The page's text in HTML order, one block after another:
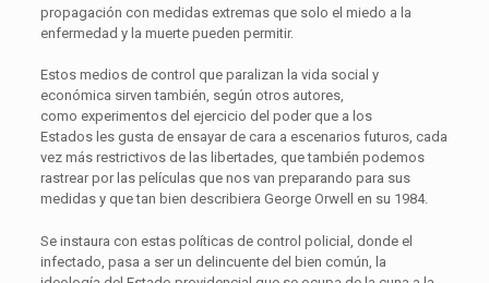
propagación con medidas extremas que solo el miedo a la
enfermedad y la muerte pueden permitir.
Estos medios de control que paralizan la vida social y
económica sirven también, según otros autores,
como experimentos del ejercicio del poder que a los
Estados les gusta de ensayar de cara a escenarios futuros, cada
vez más restrictivos de las libertades, que también podemos
rastrear por las películas que nos van preparando para sus
medidas y que tan bien describiera George Orwell en su 1984.
Se instaura con estas políticas de control policial, donde el
infectado, pasa a ser un delincuente del bien común, la